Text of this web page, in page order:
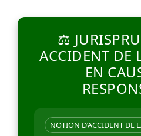
⚖️
ACCIDENT DE
EN
NOTION D’ACCIDENT DE